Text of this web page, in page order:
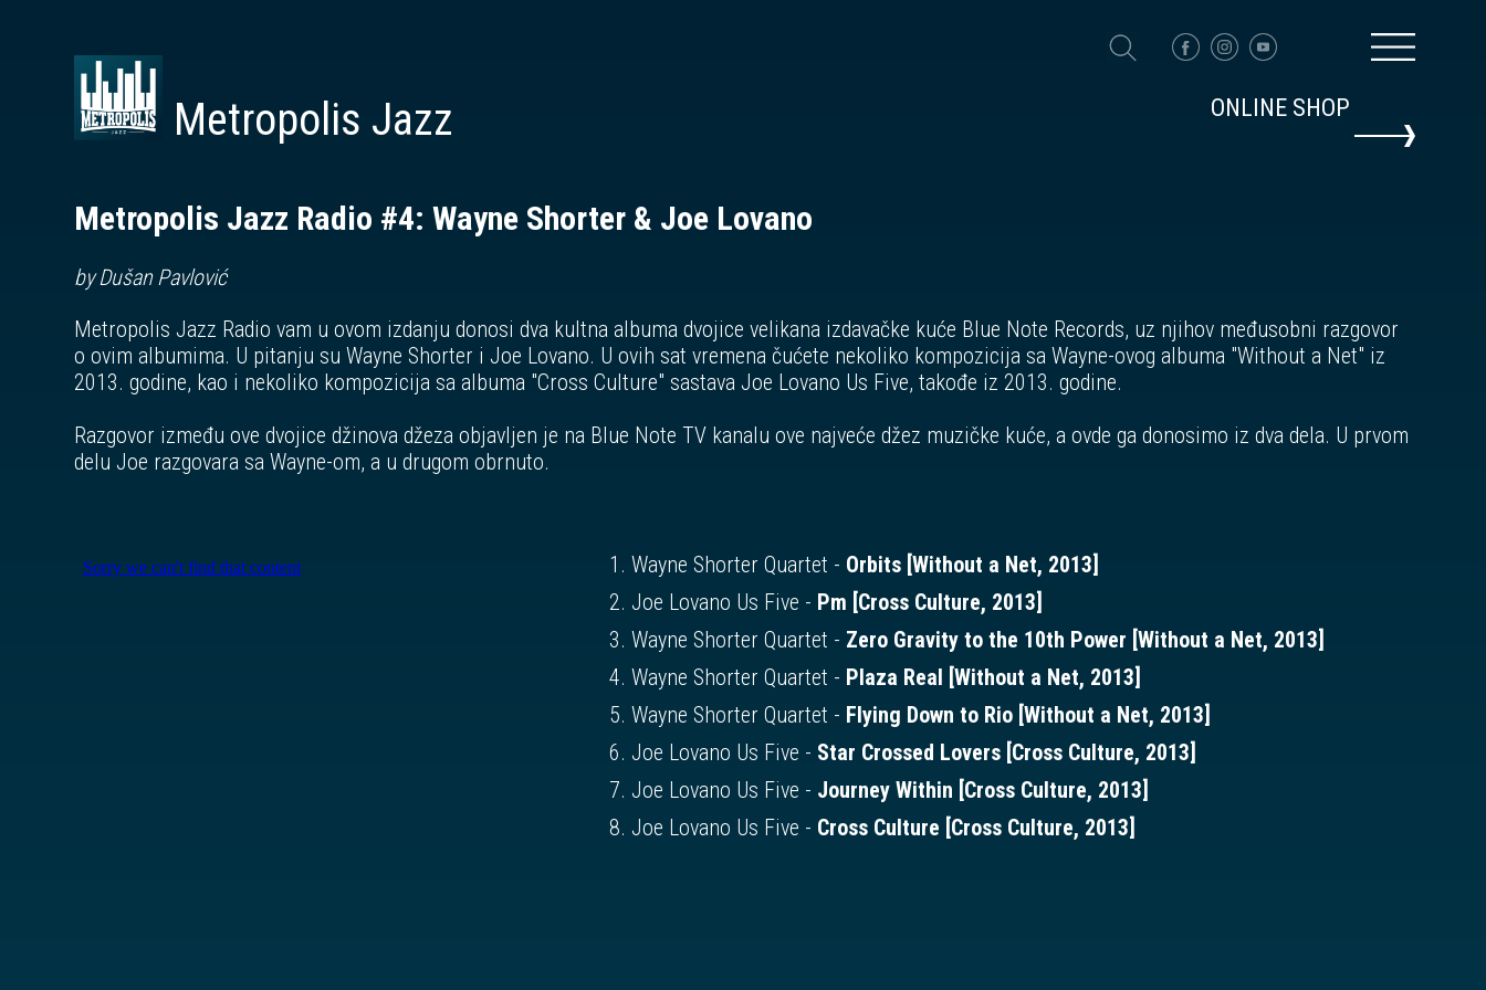
Metropolis Jazz ONLINE SHOP
Metropolis Jazz Radio #4: Wayne Shorter & Joe Lovano
by Dušan Pavlović
Metropolis Jazz Radio vam u ovom izdanju donosi dva kultna albuma dvojice velikana izdavačke kuće Blue Note Records, uz njihov međusobni razgovor
o ovim albumima. U pitanju su Wayne Shorter i Joe Lovano. U ovih sat vremena čućete nekoliko kompozicija sa Wayne-ovog albuma "Without a Net" iz
2013. godine, kao i nekoliko kompozicija sa albuma "Cross Culture" sastava Joe Lovano Us Five, takođe iz 2013. godine.
Razgovor između ove dvojice džinova džeza objavljen je na Blue Note TV kanalu ove najveće džez muzičke kuće, a ovde ga donosimo iz dva dela. U prvom
delu Joe razgovara sa Wayne-om, a u drugom obrnuto.
1. Wayne Shorter Quartet - Orbits [Without a Net, 2013]
2. Joe Lovano Us Five - Pm [Cross Culture, 2013]
3. Wayne Shorter Quartet - Zero Gravity to the 10th Power [Without a Net, 2013]
4. Wayne Shorter Quartet - Plaza Real [Without a Net, 2013]
5. Wayne Shorter Quartet - Flying Down to Rio [Without a Net, 2013]
6. Joe Lovano Us Five - Star Crossed Lovers [Cross Culture, 2013]
7. Joe Lovano Us Five - Journey Within [Cross Culture, 2013]
8. Joe Lovano Us Five - Cross Culture [Cross Culture, 2013]